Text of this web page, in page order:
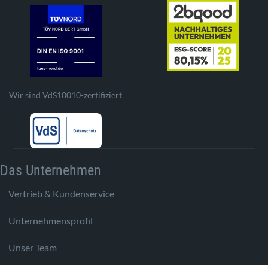
Wir sind VdS10010-zertifiziert
Das Unternehmen
Vertrieb & Kundenservice
Unternehmensprofil
Unser Team